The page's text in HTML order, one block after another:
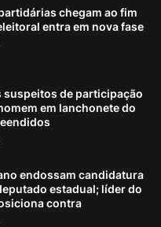
chegam ao fim
entra em nova fase
suspeitos de participação
em lanchonete do
endossam candidatura
estadual; líder do
contra